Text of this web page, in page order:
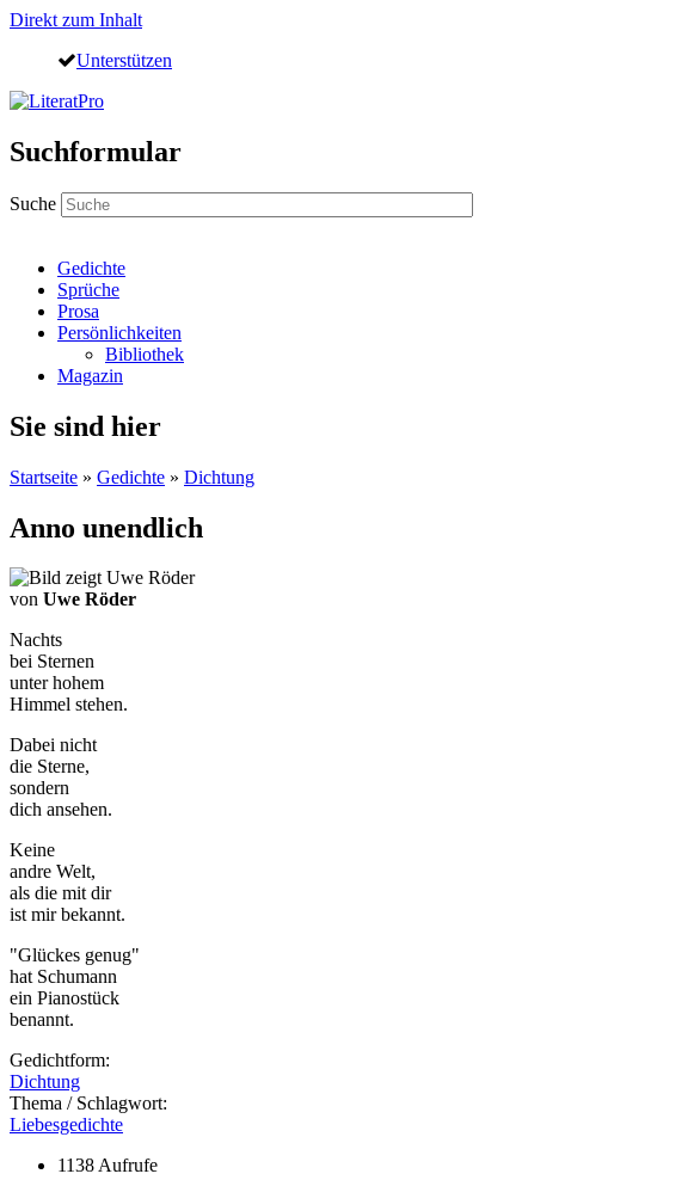
Direkt zum Inhalt
Unterstützen
Suchformular
Suche
Gedichte
Sprüche
Prosa
Persönlichkeiten
Bibliothek
Magazin
Sie sind hier
Startseite » Gedichte » Dichtung
Anno unendlich
von Uwe Röder
Nachts
bei Sternen
unter hohem
Himmel stehen.
Dabei nicht
die Sterne,
sondern
dich ansehen.
Keine
andre Welt,
als die mit dir
ist mir bekannt.
"Glückes genug"
hat Schumann
ein Pianostück
benannt.
Gedichtform:
Dichtung
Thema / Schlagwort:
Liebesgedichte
1138 Aufrufe